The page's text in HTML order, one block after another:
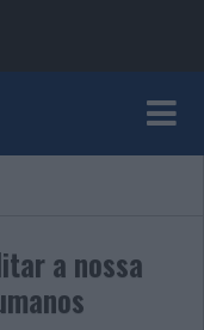
a nossa